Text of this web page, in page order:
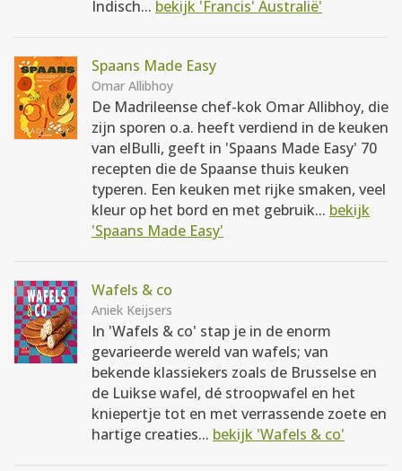
Indisch... bekijk 'Francis' Australië'
Spaans Made Easy
Omar Allibhoy
De Madrileense chef-kok Omar Allibhoy, die
zijn sporen o.a. heeft verdiend in de keuken
van elBulli, geeft in 'Spaans Made Easy' 70
recepten die de Spaanse thuis keuken
typeren. Een keuken met rijke smaken, veel
kleur op het bord en met gebruik... bekijk
'Spaans Made Easy'
Wafels & co
Aniek Keijsers
In 'Wafels & co' stap je in de enorm
gevarieerde wereld van wafels; van
bekende klassiekers zoals de Brusselse en
de Luikse wafel, dé stroopwafel en het
kniepertje tot en met verrassende zoete en
hartige creaties... bekijk 'Wafels & co'